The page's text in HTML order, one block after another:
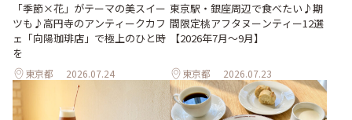
「季節×花」がテーマの美スイー
ツも♪高円寺のアンティークカフ
ェ「向陽珈琲店」で極上のひと時
を
東京都 2026.07.24
東京駅・銀座周辺で食べたい♪期
間限定桃アフタヌーンティー12選
【2026年7月～9月】
東京都 2026.07.23